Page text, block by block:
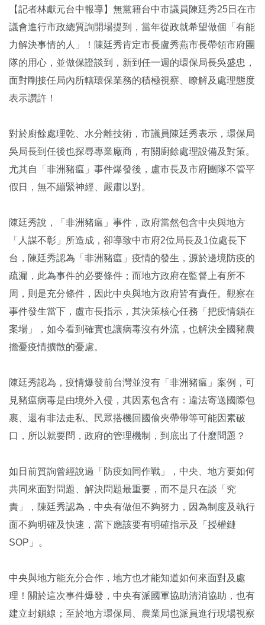
【記者林獻元台中報導】無黨籍台中市議員陳廷秀25日在市
議會進行市政總質詢開場提到，當年從政就希望做個「有能
力解決事情的人」！陳廷秀肯定市長盧秀燕市長帶領市府團
隊的用心，並做保證談到，新到任一週的環保局長吳盛忠，
面對剛接任局內所轄環保業務的積極視察、瞭解及處理態度
表示讚許！
對於廚餘處理乾、水分離技術，市議員陳廷秀表示，環保局
吳局長到任後也探尋專業廠商，有關廚餘處理設備及對策。
尤其自「非洲豬瘟」事件爆發後，盧市長及市府團隊不管平
假日，無不繃緊神經、嚴肅以對。
陳廷秀說，「非洲豬瘟」事件，政府當然包含中央與地方
「人謀不彰」所造成，卻導致中市府2位局長及1位處長下
台，陳廷秀認為「非洲豬瘟」疫情的發生，源於邊境防疫的
疏漏，此為事件的必要條件；而地方政府在監督上有所不
周，則是充分條件，因此中央與地方政府皆有責任。觀察在
事件發生當下，盧市長指示，其決策核心任務「把疫情鎖在
案場」，如今看到確實也讓病毒沒有外流，也解決全國豬農
擔憂疫情擴散的憂慮。
陳廷秀認為，疫情爆發前台灣並沒有「非洲豬瘟」案例，可
見豬瘟病毒是由境外入侵，其因素包含有：違法寄送國際包
裹、還有非法走私、民眾搭機回國偷夾帶帶等可能因素破
口，所以就要問，政府的管理機制，到底出了什麼問題？
如日前質詢曾經說過「防疫如同作戰」，中央、地方要如何
共同來面對問題、解決問題最重要，而不是只在談「究
責」，陳廷秀認為，中央有做但不夠努力，因為制度及執行
面不夠明確及快速，當下應該要有明確指示及「授權鏈
SOP」。
中央與地方能充分合作，地方也才能知道如何來面對及處
理！關於這次事件爆發，中央有派國軍協助清消協助，也有
建立封鎖線；至於地方環保局、農業局也派員進行現場視察